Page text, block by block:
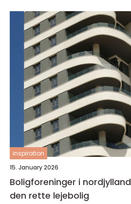
inspiration
15. January 2026
Boligforeninger i nordjylland sådan finder du
den rette lejebolig